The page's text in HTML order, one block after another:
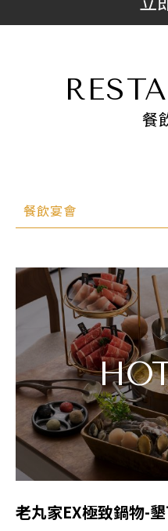
餐
餐飲宴會
老丸家EX極致鍋物-